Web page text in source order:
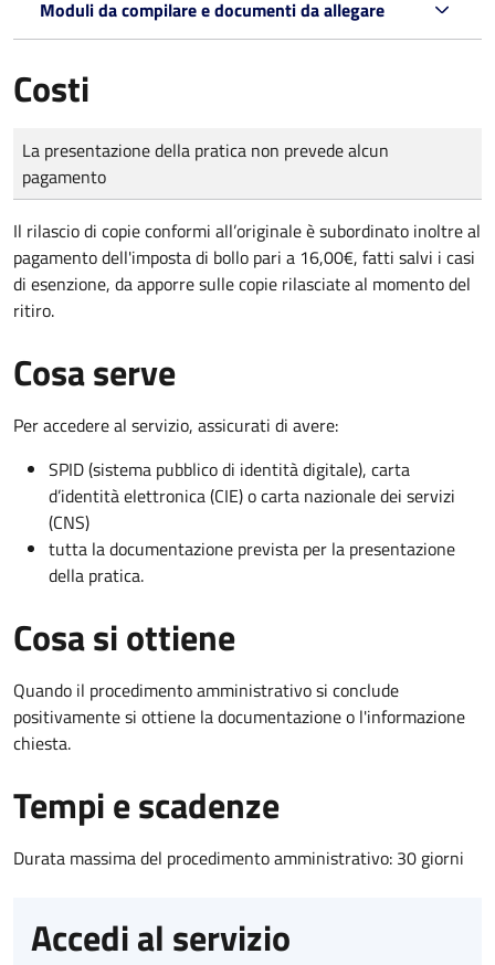
Moduli da compilare e documenti da allegare
Costi
Tipo di pagamento
Importo
La presentazione della pratica non prevede alcun
pagamento
Il rilascio di copie conformi all’originale è subordinato inoltre al
pagamento dell'imposta di bollo pari a 16,00€, fatti salvi i casi
di esenzione, da apporre sulle copie rilasciate al momento del
ritiro.
Cosa serve
Per accedere al servizio, assicurati di avere:
SPID (sistema pubblico di identità digitale), carta
d’identità elettronica (CIE) o carta nazionale dei servizi
(CNS)
tutta la documentazione prevista per la presentazione
della pratica.
Cosa si ottiene
Quando il procedimento amministrativo si conclude
positivamente si ottiene la documentazione o l'informazione
chiesta.
Tempi e scadenze
Durata massima del procedimento amministrativo: 30 giorni
Accedi al servizio